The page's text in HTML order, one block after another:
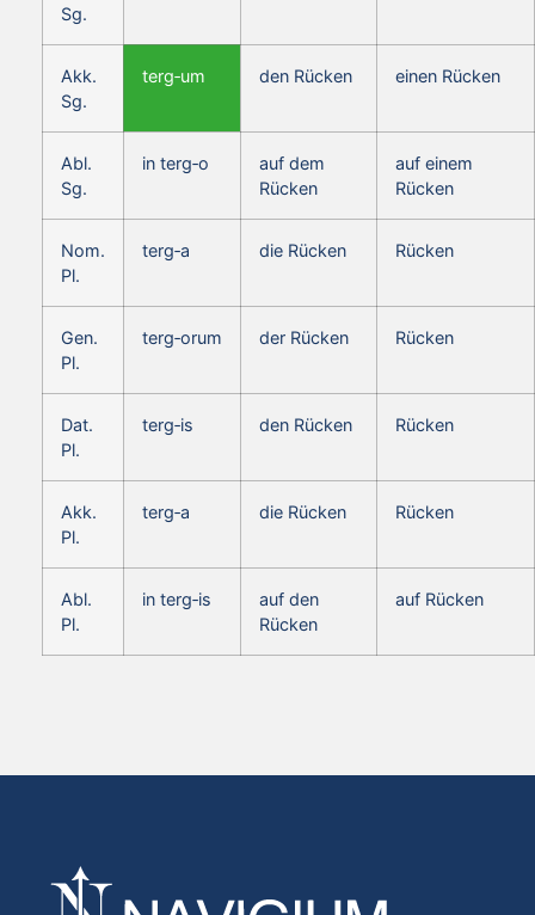
Sg.
Akk.
Sg.
terg‑um den Rücken einen Rücken
Abl.
Sg.
in terg‑o
auf dem
Rücken
auf einem
Rücken
Nom.
Pl.
terg‑a die Rücken Rücken
Gen.
Pl.
terg‑orum der Rücken Rücken
Dat.
Pl.
terg‑is den Rücken Rücken
Akk.
Pl.
terg‑a die Rücken Rücken
Abl.
Pl.
in terg‑is
auf den
Rücken
auf Rücken